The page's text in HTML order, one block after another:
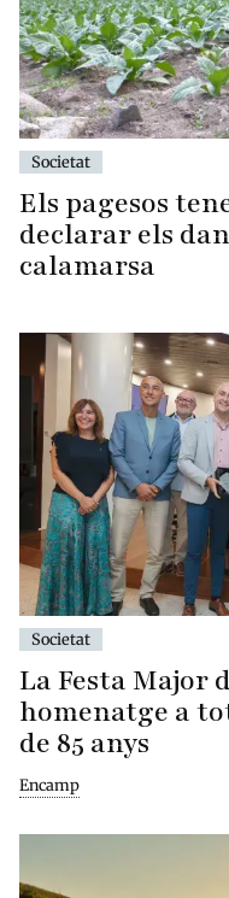
Societat
Els pagesos
declarar els
calamarsa
Societat
La Festa Major
homenatge a
de 85 anys
Encamp